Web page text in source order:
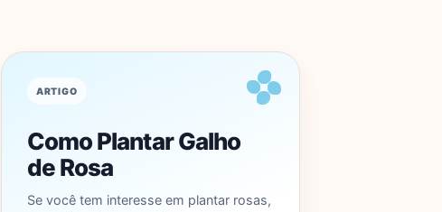
ARTIGO
Como Plantar Galho
de Rosa
Se você tem interesse em plantar rosas,